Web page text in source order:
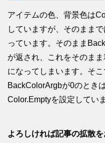
アイテムの色、背景色は
していますが、そのまま
っています。そのまま
が返され、これをそのま
になってしまいます。そ
BackColorArgbが0のとき
Color.Emptyを設定していま
よろしければ記事の拡散を